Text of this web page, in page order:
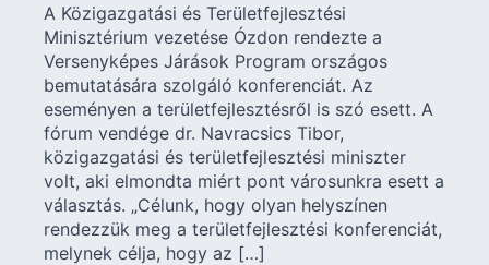
A Közigazgatási és Területfejlesztési
Minisztérium vezetése Ózdon rendezte a
Versenyképes Járások Program országos
bemutatására szolgáló konferenciát. Az
eseményen a területfejlesztésről is szó esett. A
fórum vendége dr. Navracsics Tibor,
közigazgatási és területfejlesztési miniszter
volt, aki elmondta miért pont városunkra esett a
választás. „Célunk, hogy olyan helyszínen
rendezzük meg a területfejlesztési konferenciát,
melynek célja, hogy az […]